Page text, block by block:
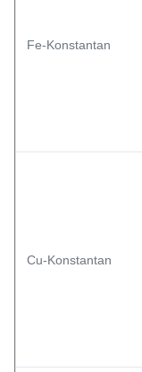
Fe-Konstantan
Cu-Konstantan